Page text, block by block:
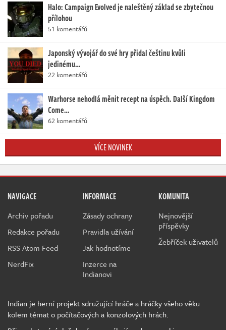
Halo: Campaign Evolved je naleštěný základ se zbytečnou
přílohou
51 komentářů
Japonský vývojář do své hry přidal češtinu kvůli
jedinému…
22 komentářů
Warhorse nehodlá měnit recept na úspěch. Další Kingdom
Come…
62 komentářů
VÍCE NOVINEK
NAVIGACE
Archiv pořadu
Redakce pořadu
RSS Atom Feed
NerdFix
INFORMACE
Zásady ochrany
Pravidla užívání
Jak hodnotíme
Inzerce na
Indianovi
KOMUNITA
Nejnovější
příspěvky
Žebříček uživatelů
Indian je herní projekt sdružující hráče a hráčky všeho věku
kolem témat o počítačových a konzolových hrách.